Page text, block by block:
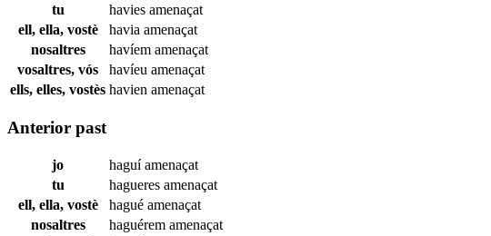
tu
havies amenaçat
ell, ella, vostè
havia amenaçat
nosaltres
havíem amenaçat
vosaltres, vós
havíeu amenaçat
ells, elles, vostès havien amenaçat
Anterior past
jo haguíamenaçat
tu
hagueres amenaçat
ell, ella, vostè
hagué amenaçat
nosaltres
haguérem amenaçat